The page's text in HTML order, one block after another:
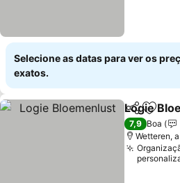
Selecione as datas para ver os
exatos.
Partilhar
Logie
7,9 Boa
Wetteren,